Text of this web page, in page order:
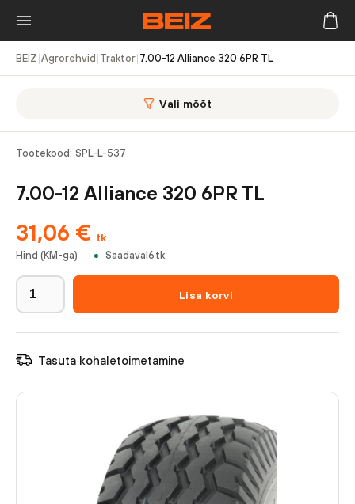
BEIZ Agrorehvid Traktor 7.00-12 Alliance 320 6PR TL
Vali mõõt
Tootekood: SPL-L-537
7.00-12 Alliance 320 6PR TL
31,06 € tk
Hind (KM-ga) Saadaval 6 tk
Lisa korvi
Tasuta kohaletoimetamine